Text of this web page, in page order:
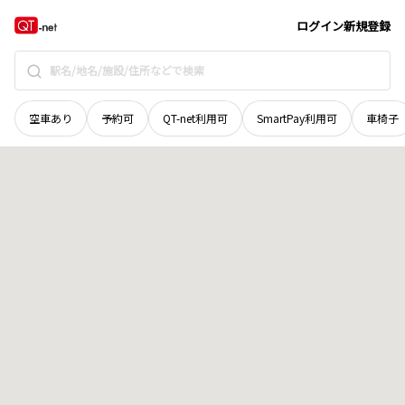
ログイン新規登録
空車あり 予約可 QT-net利用可 SmartPay利用可 車椅子
山口県